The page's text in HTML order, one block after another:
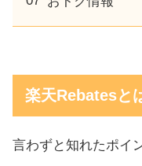
楽天Rebatesと
言わずと知れたポイ